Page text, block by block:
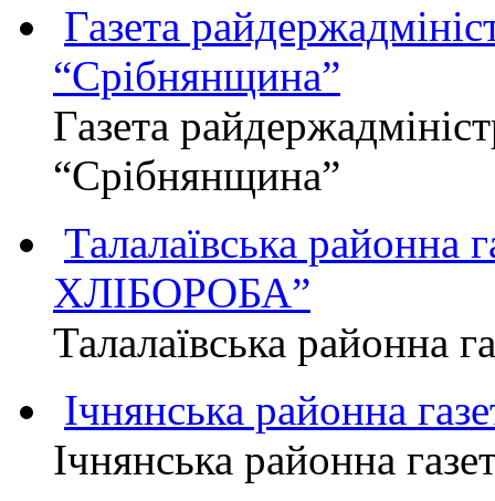
Газета
“Срібнянщина”
Газета
“Срібнянщина”
Талалаївська
ХЛІБОРОБА”
Талалаївська
Ічнянська районна
Ічнянська районна